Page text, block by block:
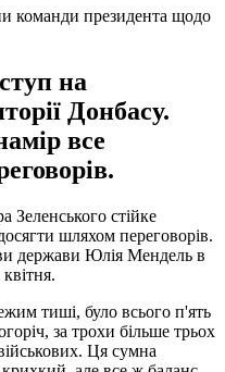
команди президента щодо
на
Донбасу.
все
стійке
шляхом переговорів.
держави Юлія Мендель в
тиші, було всього п'ять
за трохи більше трьох
Ця сумна